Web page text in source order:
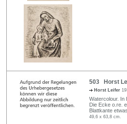
503 Horst
Horst Leifer
Watercolour. In
Die Ecke o.re.
Blattkante
49,6 x 63,8 cm.